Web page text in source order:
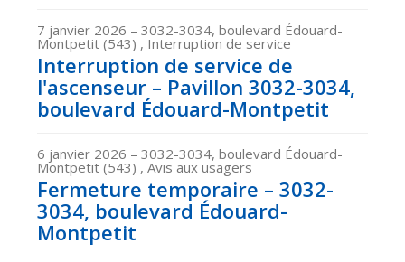
7 janvier 2026 – 3032-3034, boulevard Édouard-
Montpetit (543) , Interruption de service
Interruption de service de
l'ascenseur – Pavillon 3032-3034,
boulevard Édouard-Montpetit
6 janvier 2026 – 3032-3034, boulevard Édouard-
Montpetit (543) , Avis aux usagers
Fermeture temporaire – 3032-
3034, boulevard Édouard-
Montpetit